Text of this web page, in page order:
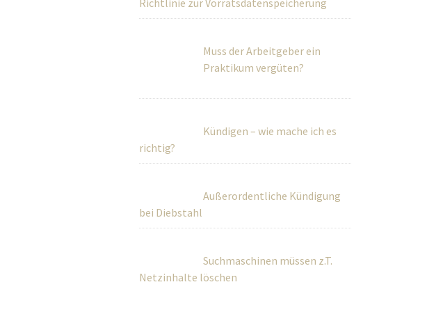
Richtlinie zur Vorratsdatenspeicherung
Muss der Arbeitgeber ein
Praktikum vergüten?
Netzinhalte löschen